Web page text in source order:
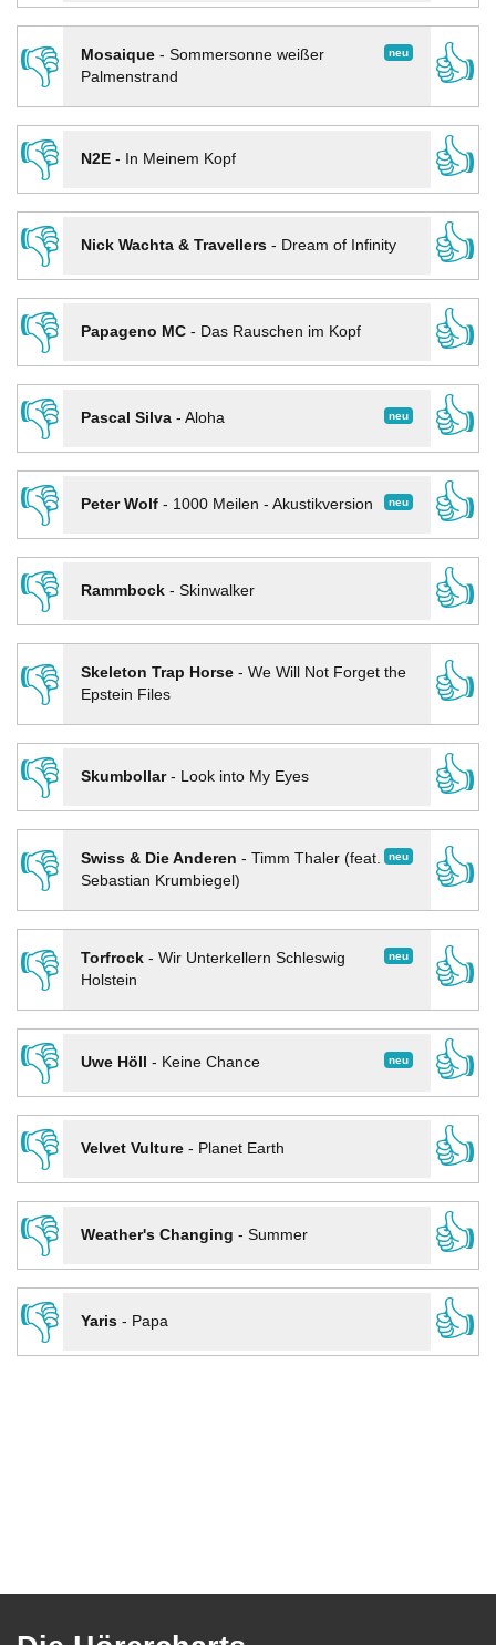
👎
neu
Mosaique- Sommersonne weißer
Palmenstrand
👍
👎
N2E- In Meinem Kopf
👍
👎
Nick Wachta & Travellers- Dream of Infinity
👍
👎
Papageno MC- Das Rauschen im Kopf
👍
👎
neu
Pascal Silva- Aloha
👍
👎
neu
Peter Wolf- 1000 Meilen - Akustikversion
👍
👎
Rammbock- Skinwalker
👍
👎
Skeleton Trap Horse- We Will Not Forget the
Epstein Files
👍
👎
Skumbollar- Look into My Eyes
👍
👎
neu
Swiss & Die Anderen - Timm Thaler (feat.
Sebastian Krumbiegel)
👍
👎 neu
Torfrock- Wir Unterkellern Schleswig
Holstein
👍
👎
neu
Uwe Höll - Keine Chance
👍
👎
Velvet Vulture- Planet Earth
👍
👎
Weather's Changing - Summer
👍
👎
Yaris- Papa 👍